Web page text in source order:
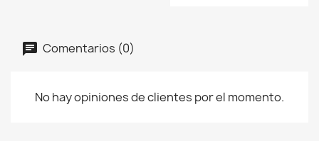
Comentarios (0)
No hay opiniones de clientes por el momento.